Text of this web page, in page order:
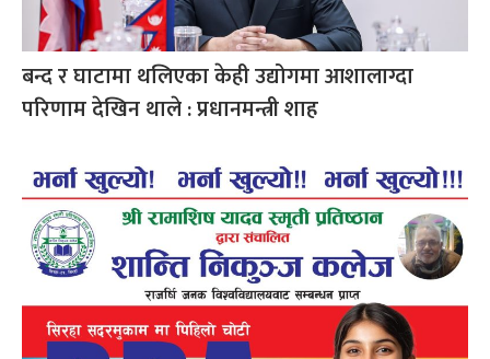
बन्द र घाटामा थलिएका केही उद्योगमा आशालाग्दा
परिणाम देखिन थाले : प्रधानमन्त्री शाह